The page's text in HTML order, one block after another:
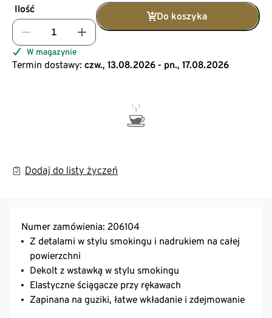
Ilość
Do koszyka
W magazynie
Termin dostawy: czw., 13.08.2026 - pn., 17.08.2026
Dodaj do listy życzeń
Numer zamówienia: 206104
Z detalami w stylu smokingu i nadrukiem na całej
powierzchni
Dekolt z wstawką w stylu smokingu
Elastyczne ściągacze przy rękawach
Zapinana na guziki, łatwe wkładanie i zdejmowanie